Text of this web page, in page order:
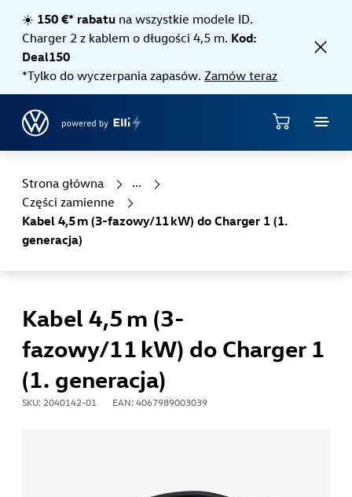
☀️ 150 €* rabatu na wszystkie modele ID.
Charger 2 z kablem o długości 4,5 m. Kod:
Deal150
*Tylko do wyczerpania zapasów.Zamów teraz
Strona główna
Sklep
Części zamienne
Kabel 4,5 m (3-fazowy/11 kW) do Charger 1 (1.
generacja)
Kabel 4,5 m (3-
fazowy/11 kW) do Charger 1
(1. generacja)
SKU: 2040142-01 EAN: 4067989003039